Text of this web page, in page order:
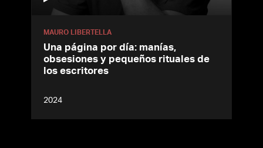
MAURO LIBERTELLA
Una página por día: manías,
obsesiones y pequeños rituales de
los escritores
2024